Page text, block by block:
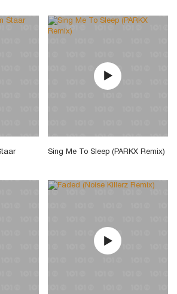
Sing Me To Sleep (PARKX Remix)